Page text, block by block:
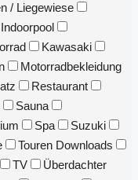
/ Liegewiese
Indoorpool
Kawasaki
Motorradbekleidung
Restaurant
Sauna
Spa
Suzuki
Touren Downloads
TV
Überdachter